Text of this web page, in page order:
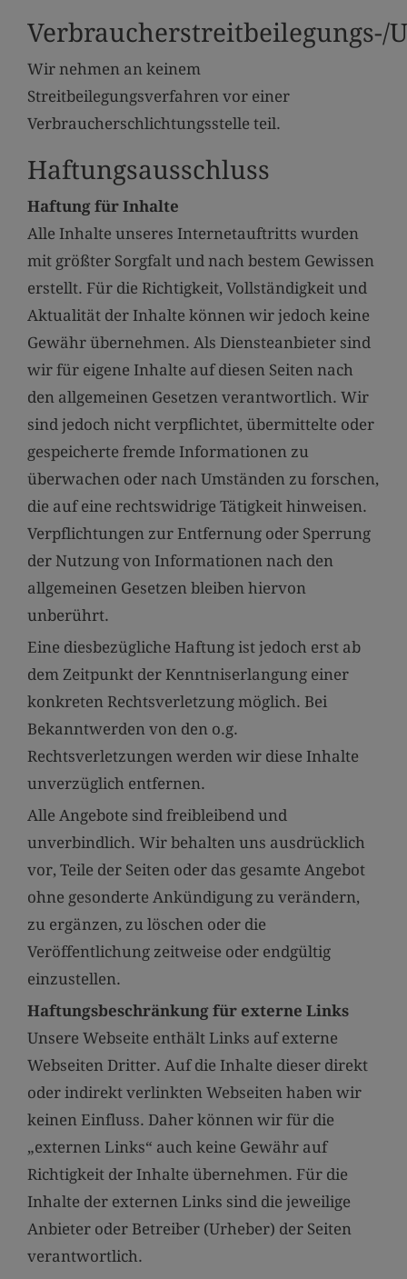
Verbraucherstreitbeilegungs-/
Wir nehmen an keinem
Streitbeilegungsverfahren vor einer
Verbraucherschlichtungsstelle teil.
Haftungsausschluss
Haftung für Inhalte
Alle Inhalte unseres Internetauftritts wurden
mit größter Sorgfalt und nach bestem Gewissen
erstellt. Für die Richtigkeit, Vollständigkeit und
Aktualität der Inhalte können wir jedoch keine
Gewähr übernehmen. Als Diensteanbieter sind
wir für eigene Inhalte auf diesen Seiten nach
den allgemeinen Gesetzen verantwortlich. Wir
sind jedoch nicht verpflichtet, übermittelte oder
gespeicherte fremde Informationen zu
überwachen oder nach Umständen zu forschen,
die auf eine rechtswidrige Tätigkeit hinweisen.
Verpflichtungen zur Entfernung oder Sperrung
der Nutzung von Informationen nach den
allgemeinen Gesetzen bleiben hiervon
unberührt.
Eine diesbezügliche Haftung ist jedoch erst ab
dem Zeitpunkt der Kenntniserlangung einer
konkreten Rechtsverletzung möglich. Bei
Bekanntwerden von den o.g.
Rechtsverletzungen werden wir diese Inhalte
unverzüglich entfernen.
Alle Angebote sind freibleibend und
unverbindlich. Wir behalten uns ausdrücklich
vor, Teile der Seiten oder das gesamte Angebot
ohne gesonderte Ankündigung zu verändern,
zu ergänzen, zu löschen oder die
Veröffentlichung zeitweise oder endgültig
einzustellen.
Haftungsbeschränkung für externe Links
Unsere Webseite enthält Links auf externe
Webseiten Dritter. Auf die Inhalte dieser direkt
oder indirekt verlinkten Webseiten haben wir
keinen Einfluss. Daher können wir für die
„externen Links“ auch keine Gewähr auf
Richtigkeit der Inhalte übernehmen. Für die
Inhalte der externen Links sind die jeweilige
Anbieter oder Betreiber (Urheber) der Seiten
verantwortlich.